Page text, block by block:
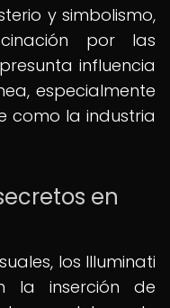
y simbolismo,
por las
influencia
especialmente
como la industria
en
los Illuminati
la inserción de